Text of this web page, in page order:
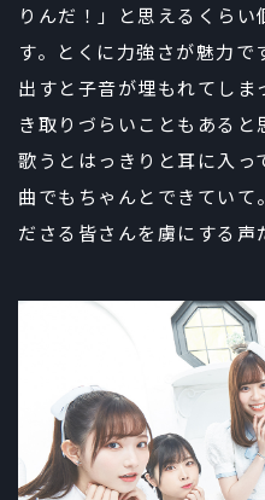
りんだ！」と思えるくら
す。とくに力強さが魅力で
出すと子音が埋もれてしま
き取りづらいこともある
歌うとはっきりと耳に入っ
曲でもちゃんとできていて
ださる皆さんを虜にする声